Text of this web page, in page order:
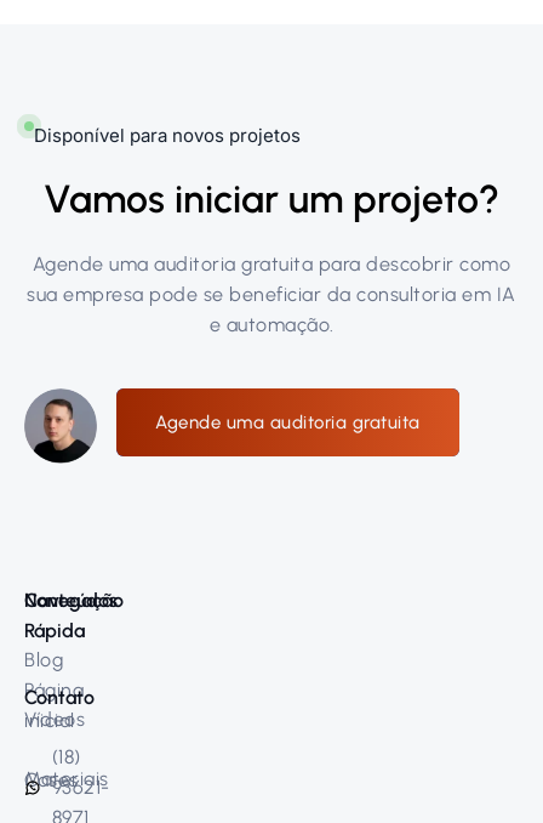
Disponível para novos projetos
Vamos iniciar um projeto?
Agende uma auditoria gratuita para descobrir como
sua empresa pode se beneficiar da consultoria em IA
e automação.
Agende uma auditoria gratuita
Navegação
Rápida
Página
inicial
Cases
Conteúdos
Blog
Vídeos
Materiais
Contato
(18)
93621-
8971